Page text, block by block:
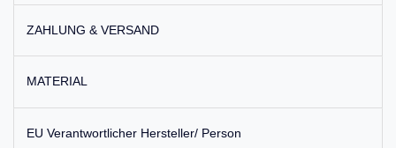
ZAHLUNG & VERSAND
MATERIAL
EU Verantwortlicher Hersteller/ Person